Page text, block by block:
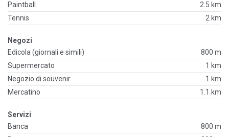
Paintball
2.5 km
Tennis
2 km
Negozi
Edicola (giornali e simili)
800 m
Supermercato
1 km
Negozio di souvenir
1 km
Mercatino
1.1 km
Servizi
Banca
800 m